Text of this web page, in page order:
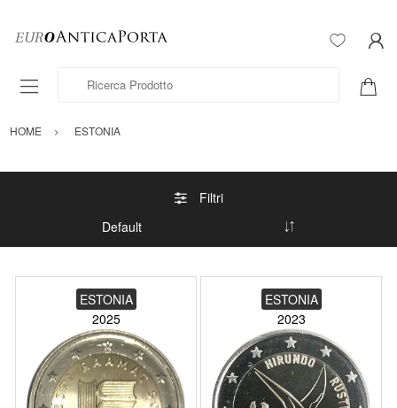
Ricerca Prodotto
HOME ESTONIA
Filtri
ESTONIA
2025
ESTONIA
2023